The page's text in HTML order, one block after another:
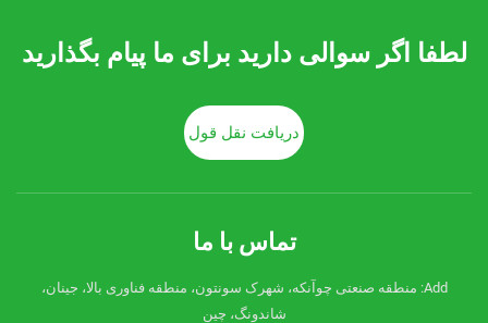
لطفا اگر سوالی دارید برای ما پیام بگذارید
دریافت نقل قول
تماس با ما
Add: منطقه صنعتی چوآنکه، شهرک سونتون، منطقه فناوری بالا، جینان،
شاندونگ، چین